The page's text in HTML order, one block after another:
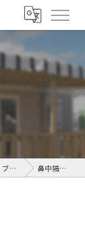
ブログ 鼻中隔湾曲症